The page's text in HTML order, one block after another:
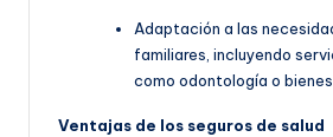
Adaptación a las
familiares, incluyendo
como odontología o
Ventajas de los seguros de salud